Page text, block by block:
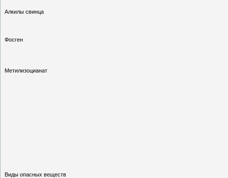
Алкилы свинца
Фосген
Метилизоцианат
Виды опасных веществ